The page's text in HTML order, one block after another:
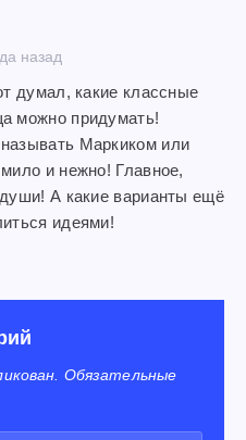
назад
думал, какие классные
можно придумать!
Маркиком или
и нежно! Главное,
А какие варианты ещё
идеями!
Обязательные